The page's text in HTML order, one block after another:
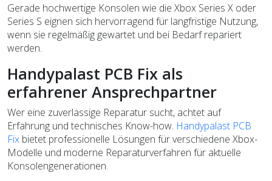
Gerade hochwertige Konsolen wie die Xbox Series X oder
Series S eignen sich hervorragend für langfristige Nutzung,
wenn sie regelmäßig gewartet und bei Bedarf repariert
werden.
Handypalast PCB Fix als
erfahrener Ansprechpartner
Wer eine zuverlässige Reparatur sucht, achtet auf
Erfahrung und technisches Know-how. Handypalast PCB
Fix bietet professionelle Lösungen für verschiedene Xbox-
Modelle und moderne Reparaturverfahren für aktuelle
Konsolengenerationen.